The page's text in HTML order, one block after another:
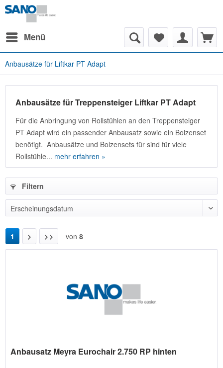
Menü
Anbausätze für Liftkar PT Adapt
Anbausätze für Treppensteiger Liftkar PT Adapt
Für die Anbringung von Rollstühlen an den Treppensteiger
PT Adapt wird ein passender Anbausatz sowie ein Bolzenset
benötigt. Anbausätze und Bolzensets für sind für viele
Rollstühle... mehr erfahren »
Filtern
1 von 8
Anbausatz Meyra Eurochair 2.750 RP hinten